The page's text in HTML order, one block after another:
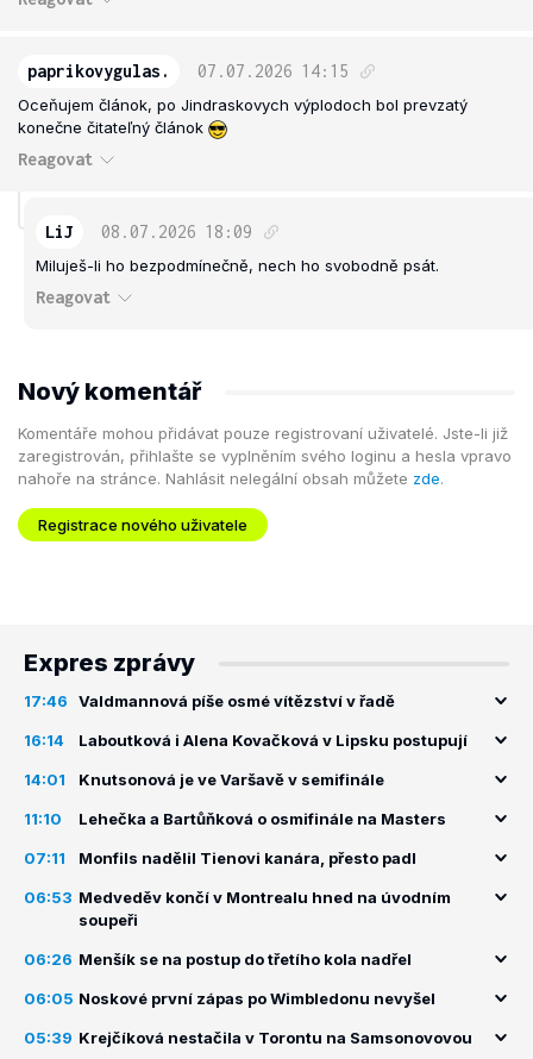
paprikovygulas. 07.07.2026 14:15
Oceňujem článok, po Jindraskovych výplodoch bol prevzatý
konečne čitateľný článok
Reagovat
LiJ 08.07.2026 18:09
Miluješ-li ho bezpodmínečně, nech ho svobodně psát.
Reagovat
Nový komentář
Komentáře mohou přidávat pouze registrovaní uživatelé. Jste-li již
zaregistrován, přihlašte se vyplněním svého loginu a hesla vpravo
nahoře na stránce. Nahlásit nelegální obsah můžete zde.
Registrace nového uživatele
Expres zprávy
17:46 Valdmannová píše osmé vítězství v řadě
16:14 Laboutková i Alena Kovačková v Lipsku postupují
14:01 Knutsonová je ve Varšavě v semifinále
11:10 Lehečka a Bartůňková o osmifinále na Masters
07:11 Monfils nadělil Tienovi kanára, přesto padl
06:53 Medveděv končí v Montrealu hned na úvodním
soupeři
06:26 Menšík se na postup do třetího kola nadřel
06:05 Noskové první zápas po Wimbledonu nevyšel
05:39 Krejčíková nestačila v Torontu na Samsonovovou